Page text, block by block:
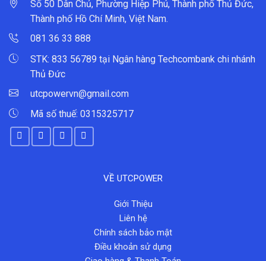
Số 50 Dân Chủ, Phường Hiệp Phú, Thành phố Thủ Đức,
Thành phố Hồ Chí Minh, Việt Nam.
081 36 33 888
STK: 833 56789 tại Ngân hàng Techcombank chi nhánh
Thủ Đức
utcpowervn@gmail.com
Mã số thuế: 0315325717
VỀ UTCPOWER
Giới Thiệu
Liên hệ
Chính sách bảo mật
Điều khoản sử dụng